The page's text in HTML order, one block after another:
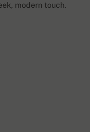
modern touch.